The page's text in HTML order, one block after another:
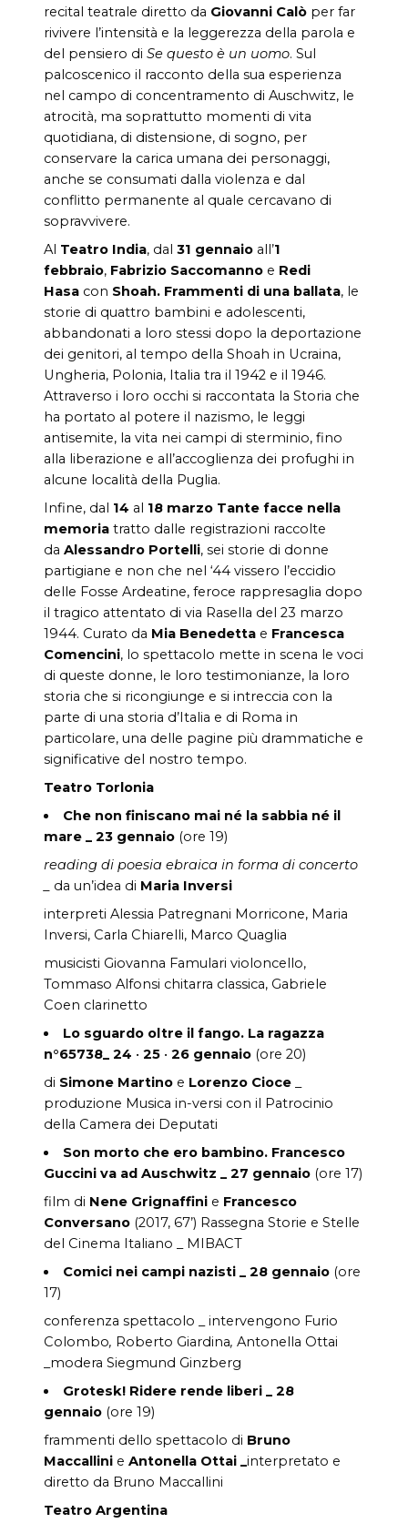
recital teatrale diretto da Giovanni Calò per far
rivivere l’intensità e la leggerezza della parola e
del pensiero di Se questo è un uomo. Sul
palcoscenico il racconto della sua esperienza
nel campo di concentramento di Auschwitz, le
atrocità, ma soprattutto momenti di vita
quotidiana, di distensione, di sogno, per
conservare la carica umana dei personaggi,
anche se consumati dalla violenza e dal
conflitto permanente al quale cercavano di
sopravvivere.
Al Teatro India, dal 31 gennaio all’1
febbraio, Fabrizio Saccomanno e Redi
Hasa con Shoah. Frammenti di una ballata, le
storie di quattro bambini e adolescenti,
abbandonati a loro stessi dopo la deportazione
dei genitori, al tempo della Shoah in Ucraina,
Ungheria, Polonia, Italia tra il 1942 e il 1946.
Attraverso i loro occhi si raccontata la Storia che
ha portato al potere il nazismo, le leggi
antisemite, la vita nei campi di sterminio, fino
alla liberazione e all’accoglienza dei profughi in
alcune località della Puglia.
Infine, dal 14 al 18 marzo Tante facce nella
memoria tratto dalle registrazioni raccolte
da Alessandro Portelli, sei storie di donne
partigiane e non che nel ‘44 vissero l’eccidio
delle Fosse Ardeatine, feroce rappresaglia dopo
il tragico attentato di via Rasella del 23 marzo
1944. Curato da Mia Benedetta e Francesca
Comencini, lo spettacolo mette in scena le voci
di queste donne, le loro testimonianze, la loro
storia che si ricongiunge e si intreccia con la
parte di una storia d’Italia e di Roma in
particolare, una delle pagine più drammatiche e
significative del nostro tempo.
Teatro Torlonia
Che non finiscano mai né la sabbia né il
mare _ 23 gennaio (ore 19)
reading di poesia ebraica in forma di concerto
da un’idea di Maria Inversi
interpreti Alessia Patregnani Morricone, Maria
Inversi, Carla Chiarelli, Marco Quaglia
musicisti Giovanna Famulari violoncello,
Tommaso Alfonsi chitarra classica, Gabriele
Coen clarinetto
Lo sguardo oltre il fango. La ragazza
n°65738_ 24 • 25 • 26 gennaio (ore 20)
di Simone Martino e Lorenzo Cioce
produzione Musica in-versi con il Patrocinio
della Camera dei Deputati
Son morto che ero bambino. Francesco
Guccini va ad Auschwitz _ 27 gennaio (ore 17)
film di Nene Grignaffini e Francesco
Conversano (2017, 67’) Rassegna Storie e Stelle
del Cinema Italiano _ MIBACT
Comici nei campi nazisti _ 28 gennaio (ore
17)
conferenza spettacolo _ intervengono Furio
Colombo, Roberto Giardina, Antonella Ottai
_modera Siegmund Ginzberg
Grotesk! Ridere rende liberi _ 28
gennaio (ore 19)
frammenti dello spettacolo di Bruno
Maccallini e Antonella Ottai _interpretato e
diretto da Bruno Maccallini
Teatro Argentina